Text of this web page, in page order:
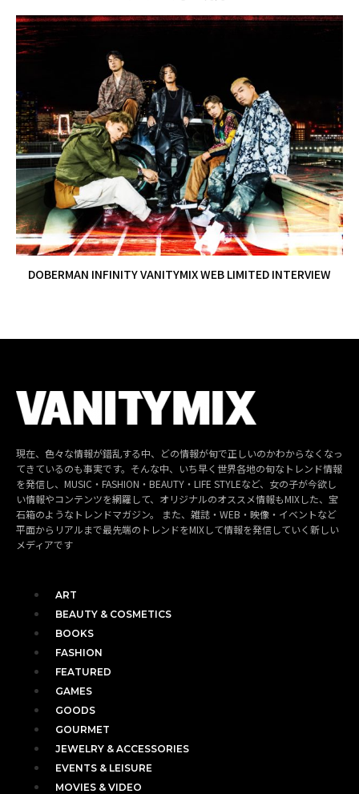
DOBERMAN INFINITY VANITYMIX WEB LIMITED INTERVIEW
現在、色々な情報が錯乱する中、どの情報が旬で正しいのかわからなくなっ
てきているのも事実です。そんな中、いち早く世界各地の旬なトレンド情報
を発信し、MUSIC・FASHION・BEAUTY・LIFE STYLEなど、女の子が今欲し
い情報やコンテンツを網羅して、オリジナルのオススメ情報もMIXした、宝
石箱のようなトレンドマガジン。 また、雑誌・WEB・映像・イベントなど
平面からリアルまで最先端のトレンドをMIXして情報を発信していく新しい
メディアです
ART
BEAUTY & COSMETICS
BOOKS
FASHION
FEATURED
GAMES
GOODS
GOURMET
JEWELRY & ACCESSORIES
EVENTS & LEISURE
MOVIES & VIDEO